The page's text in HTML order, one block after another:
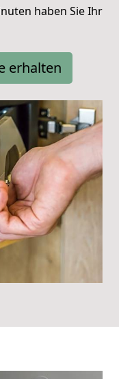
haben Sie Ihr
erhalten